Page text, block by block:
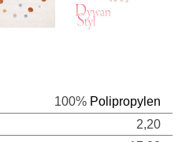
100% Polipropylen
2,20